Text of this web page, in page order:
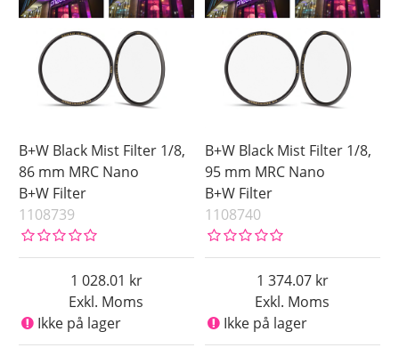
B+W Black Mist Filter 1/8,
86 mm MRC Nano
B+W Filter
1108739
Exkl. Moms
1 028.01
Ikke på lager
B+W Black Mist Filter 1/8,
95 mm MRC Nano
B+W Filter
1108740
Exkl. Moms
1 374.07
Ikke på lager